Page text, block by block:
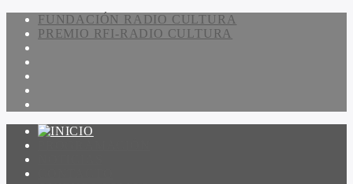
FUNDACIÓN RADIO CULTURA
PREMIO RFI-RADIO CULTURA